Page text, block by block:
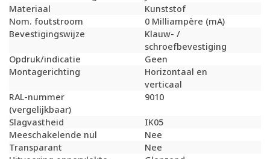
Materiaal
Kunststof
Nom. foutstroom
0 Milliampère (mA)
Bevestigingswijze
Klauw- /
schroefbevestiging
Opdruk/indicatie
Geen
Montagerichting
Horizontaal en
verticaal
RAL-nummer
(vergelijkbaar)
9010
Slagvastheid
IK05
Meeschakelende nul
Nee
Transparant
Nee